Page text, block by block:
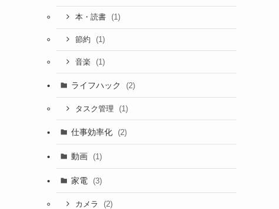
本・読書 (1)
節約 (1)
音楽 (1)
ライフハック (2)
タスク管理 (1)
仕事効率化 (2)
動画 (1)
家電 (3)
カメラ (2)